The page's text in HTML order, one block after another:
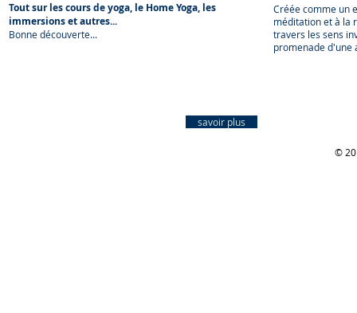
Tout sur les cours de yoga, le Home Yoga, les
immersions et autres...
Bonne découverte...
savoir plus
Créée comme un
méditation et à la
travers les sens
promenade d'une
©